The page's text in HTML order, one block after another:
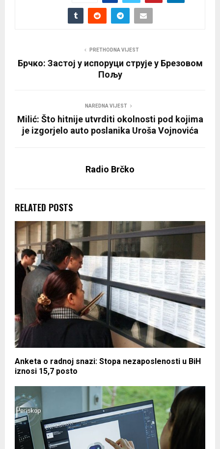
PRETHODNA VIJEST
Брчко: Застој у испоруци струје у Брезовом
Пољу
NAREDNA VIJEST
Milić: Što hitnije utvrditi okolnosti pod kojima
je izgorjelo auto poslanika Uroša Vojnovića
Radio Brčko
RELATED POSTS
Anketa o radnoj snazi: Stopa nezaposlenosti u BiH
iznosi 15,7 posto